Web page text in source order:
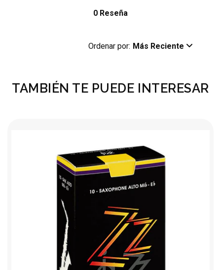
0 Reseña
Ordenar por: Más Reciente
TAMBIÉN TE PUEDE INTERESAR